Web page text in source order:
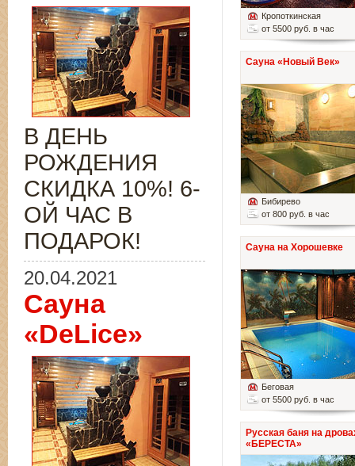
Кропоткинская
от 5500 руб. в час
Сауна «Новый Век»
Бибирево
от 800 руб. в час
Сауна на Хорошевке
Беговая
от 5500 руб. в час
Русская баня на
«БЕРЕСТА»
В ДЕНЬ
РОЖДЕНИЯ
СКИДКА 10%! 6-
ОЙ ЧАС В
ПОДАРОК!
20.04.2021
Сауна
«DeLice»